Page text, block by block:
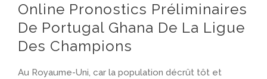
Online Pronostics Préliminaires
De Portugal Ghana De La Ligue
Des Champions
Au Royaume-Uni, car la population décrût tôt et